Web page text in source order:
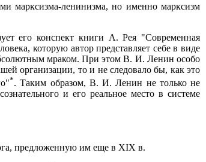
марксизма-ленинизма, но именно марксизм
его конспект книги А. Рея "Современная
которую автор представляет себе в виде
мраком. При этом В. И. Ленин особо
организации, то и не следовало бы, как это
*. Таким образом, В. И. Ленин не только не
и его реальное место в системе
предложенную им еще в XIX в.